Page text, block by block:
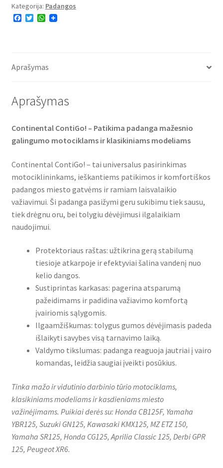
Kategorija: Padangos
F
o
T
r
W
p
Aprašymas
Aprašymas
Continental ContiGo! – Patikima padanga mažesnio
galingumo motociklams ir klasikiniams modeliams
Continental ContiGo! – tai universalus pasirinkimas
motociklininkams, ieškantiems patikimos ir komfortiškos
padangos miesto gatvėms ir ramiam laisvalaikio
važiavimui. Ši padanga pasižymi geru sukibimu tiek sausu,
tiek drėgnu oru, bei tolygiu dėvėjimusi ilgalaikiam
naudojimui.
Protektoriaus raštas: užtikrina gerą stabilumą
tiesioje atkarpoje ir efektyviai šalina vandenį nuo
kelio dangos.
Sustiprintas karkasas: pagerina atsparumą
pažeidimams ir padidina važiavimo komfortą
įvairiomis sąlygomis.
Ilgaamžiškumas: tolygus gumos dėvėjimasis padeda
išlaikyti savybes visą tarnavimo laiką.
Valdymo tikslumas: padanga reaguoja jautriai į vairo
komandas, leidžia saugiai įveikti posūkius.
Tinka mažo ir vidutinio darbinio tūrio motociklams,
klasikiniams modeliams ir kasdieniams miesto
važinėjimams. Puikiai derės su: Honda CB125F, Yamaha
YBR125, Suzuki GN125, Kawasaki KMX125, MZ ETZ 150,
Yamaha SR125, Honda CG125, Aprilia Classic 125, Derbi GPR
125, Peugeot XR6.